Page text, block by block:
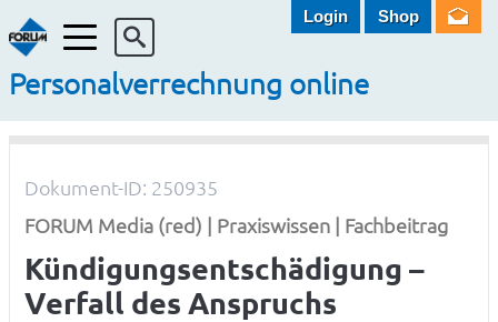
Menü
Personalverrechnung online
Login Shop
Dokument-ID: 250935
FORUM Media (red) | Praxiswissen | Fachbeitrag
Kündigungsentschädigung –
Verfall des Anspruchs